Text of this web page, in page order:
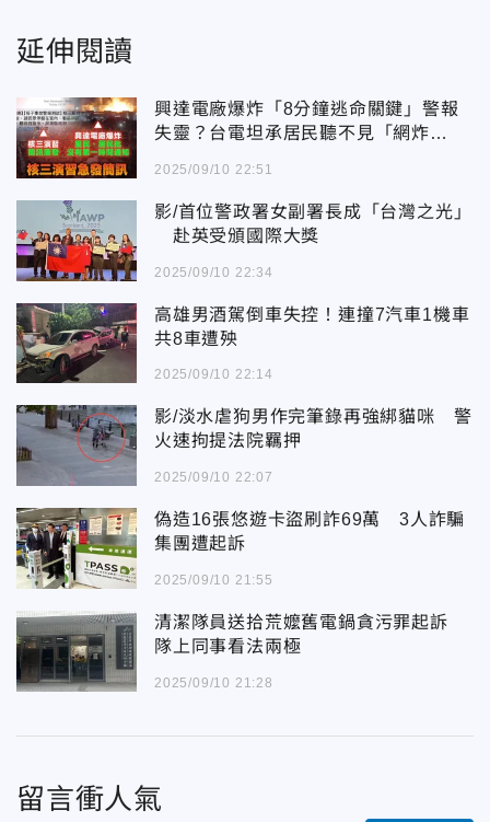
延伸閱讀
興達電廠爆炸「8分鐘逃命關鍵」警報
失靈？台電坦承居民聽不見「網炸
2025/09/10 22:51
影/首位警政署女副署長成「台灣之光」
赴英受頒國際大獎
2025/09/10 22:34
高雄男酒駕倒車失控！連撞7汽車1機車
共8車遭殃
2025/09/10 22:14
影/淡水虐狗男作完筆錄再強綁貓咪 警
火速拘提法院羈押
2025/09/10 22:07
偽造16張悠遊卡盜刷詐69萬 3人詐騙
集團遭起訴
2025/09/10 21:55
清潔隊員送拾荒嬤舊電鍋貪污罪起訴
隊上同事看法兩極
2025/09/10 21:28
留言衝人氣